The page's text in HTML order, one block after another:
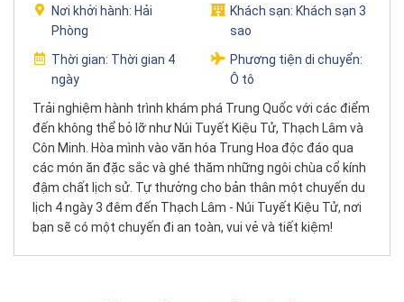
Nơi khởi hành: Hải
Phòng
Khách sạn: Khách sạn 3
sao
Thời gian: Thời gian 4
ngày
Phương tiện di chuyển:
Ô tô
Trải nghiệm hành trình khám phá Trung Quốc với các điểm
đến không thể bỏ lỡ như Núi Tuyết Kiệu Tử, Thạch Lâm và
Côn Minh. Hòa mình vào văn hóa Trung Hoa độc đáo qua
các món ăn đặc sắc và ghé thăm những ngôi chùa cổ kính
đậm chất lịch sử. Tự thưởng cho bản thân một chuyến du
lịch 4 ngày 3 đêm đến Thạch Lâm - Núi Tuyết Kiệu Tử, nơi
bạn sẽ có một chuyến đi an toàn, vui vẻ và tiết kiệm!